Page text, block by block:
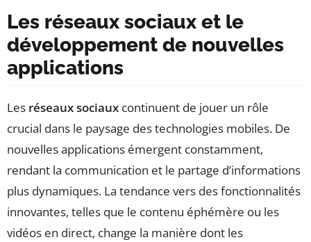
Les réseaux sociaux et le
développement de nouvelles
applications
Les réseaux sociaux continuent de jouer un rôle
crucial dans le paysage des technologies mobiles. De
nouvelles applications émergent constamment,
rendant la communication et le partage d’informations
plus dynamiques. La tendance vers des fonctionnalités
innovantes, telles que le contenu éphémère ou les
vidéos en direct, change la manière dont les